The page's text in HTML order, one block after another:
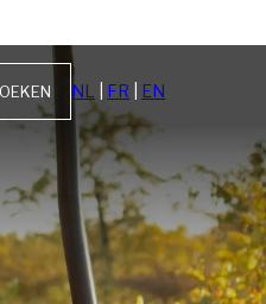
NL FR EN